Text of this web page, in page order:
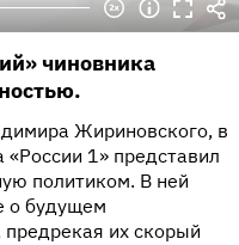
чиновника
Жириновского, в
1» представил
политиком. В ней
о будущем
их скорый